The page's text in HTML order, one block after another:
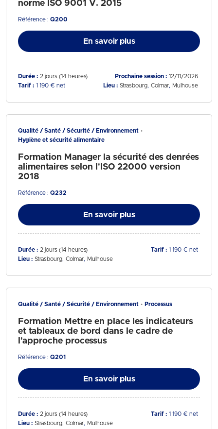
norme ISO 9001 V. 2015
Référence : Q200
En savoir plus
Durée : 2 jours (14 heures) Prochaine session : 12/11/2026
Tarif : 1 190 € net Lieu : Strasbourg Colmar Mulhouse
Qualité / Santé / Sécurité / Environnement
Hygiène et sécurité alimentaire
Formation Manager la sécurité des denrées
alimentaires selon l'ISO 22000 version
2018
Référence : Q232
En savoir plus
Durée : 2 jours (14 heures) Tarif : 1 190 € net
Lieu : Strasbourg Colmar Mulhouse
Qualité / Santé / Sécurité / Environnement Processus
Formation Mettre en place les indicateurs
et tableaux de bord dans le cadre de
l'approche processus
Référence : Q201
En savoir plus
Durée : 2 jours (14 heures) Tarif : 1 190 € net
Lieu : Strasbourg Colmar Mulhouse